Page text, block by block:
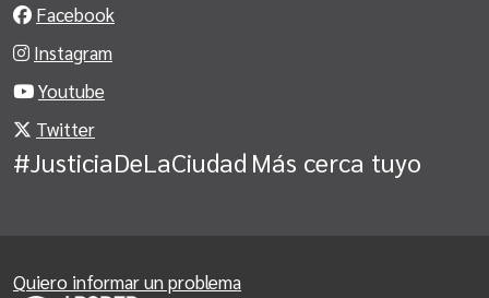
Facebook
Instagram
Youtube
Twitter
#JusticiaDeLaCiudad Más cerca tuyo
Quiero informar un problema